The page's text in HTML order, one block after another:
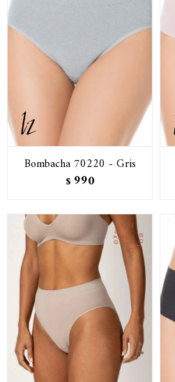
Bombacha 70220 - Gris
$ 990